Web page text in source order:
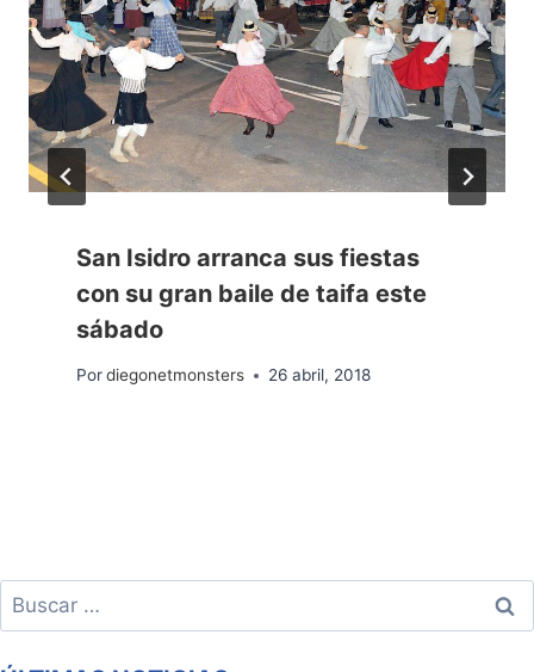
San Isidro arranca sus fiestas
con su gran baile de taifa este
sábado
Pordiegonetmonsters 26 abril, 2018
Buscar: